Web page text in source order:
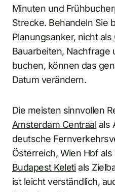
Minuten und
Strecke. Behandeln Sie
Planungsanker, nicht als
Bauarbeiten, Nachfrage
buchen, können das
Datum verändern.
Die meisten sinnvollen
Amsterdam Centraal als
deutsche
Österreich, Wien Hbf
Budapest Keletials
ist leicht verständlich,